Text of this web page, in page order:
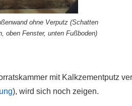
ohne Verputz (Schatten
oben Fenster, unten Fußboden)
mit Kalkzementputz
), wird sich noch zeigen.